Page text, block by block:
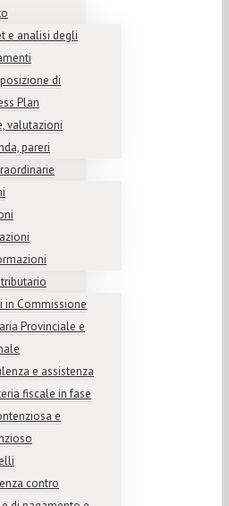
e analisi degli
di
Plan
valutazioni
pareri
in Commissione
Provinciale e
e assistenza
fiscale in fase
e
contro